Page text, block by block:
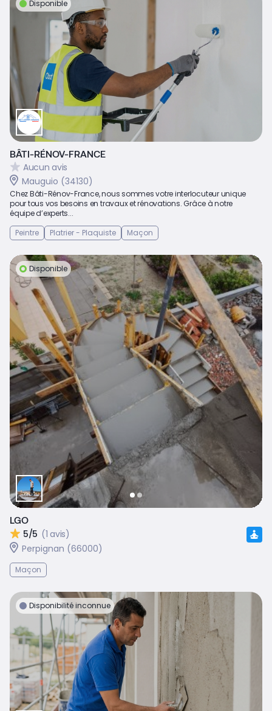
Disponible
BÂTI-RÉNOV-FRANCE
Aucun avis
Mauguio (34130)
Chez Bâti-Rénov-France, nous sommes votre interlocuteur unique
pour tous vos besoins en travaux et rénovations. Grâce à notre
équipe d’experts...
Peintre
Platrier - Plaquiste Maçon
Disponible
LGO
5/5 (1 avis)
Perpignan (66000)
Maçon
Disponibilité inconnue